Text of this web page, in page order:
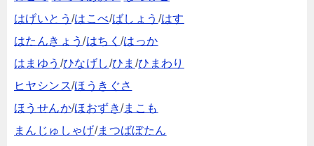
はげいとう /はこべ/ばしょう /はす
はたんきょう/はちく/はっか
はまゆう /ひなげし/ひま /ひまわり
ヒヤシンス/ほうきぐさ
ほうせんか/ほおずき/まこも
まんじゅしゃげ/まつばぼたん